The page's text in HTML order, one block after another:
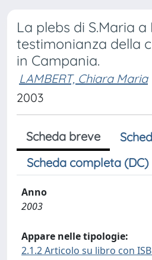
La plebs di S.Maria a
testimonianza della
in Campania.
LAMBERT, Chiara Maria
2003
Scheda breve
Scheda completa (DC)
Anno
2003
Appare nelle tipologie:
2.1.2 Articolo su libro con